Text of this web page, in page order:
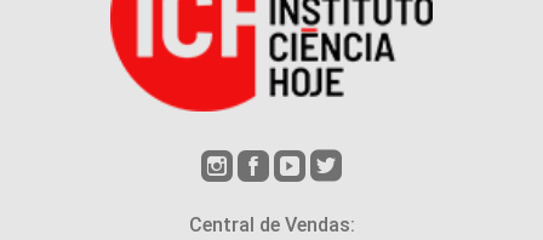
Central de Vendas: